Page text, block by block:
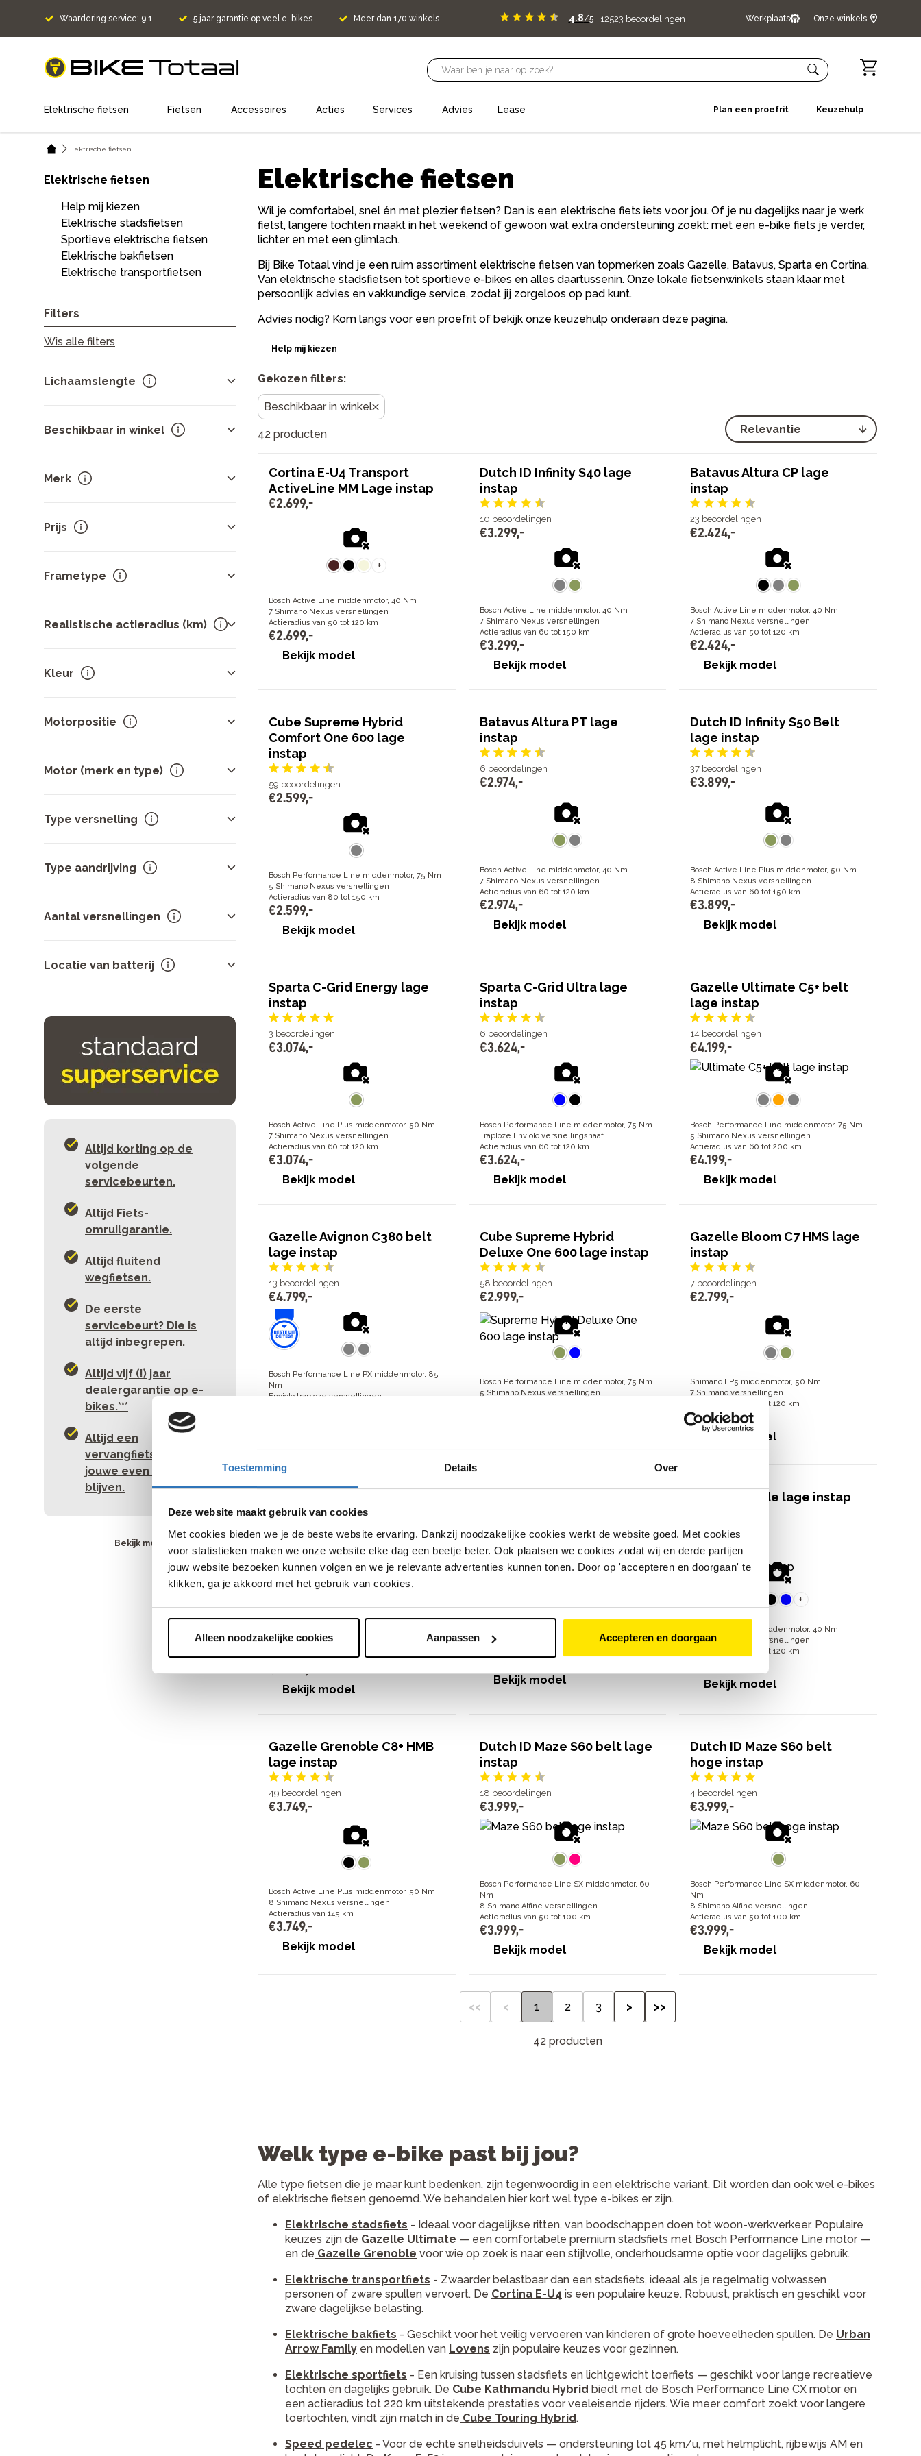
Toestemming Details Over
Deze website maakt gebruik van cookies
Met cookies bieden we je de beste website ervaring. Dankzij noodzakelijke cookies werkt de website goed. Met cookies
voor statistieken maken we onze website elke dag een beetje beter. Ook plaatsen we cookies zodat wij en derde partijen
jouw website bezoeken kunnen volgen en we je relevante advertenties kunnen tonen. Door op 'accepteren en doorgaan' te
klikken, ga je akkoord met het gebruik van cookies.
Alleen noodzakelijke cookies Aanpassen Accepteren en doorgaan
Waardering service: 9,1 5 jaar garantie op veel e-bikes Meer dan 170 winkels 4.8/5 12523 beoordelingen Werkplaats Onze winkels
home
Elektrische fietsen Fietsen Accessoires Acties Services Advies Lease Plan een proefrit Keuzehulp
Elektrische fietsen
Elektrische fietsen
Help mij kiezen
Elektrische stadsfietsen
Sportieve elektrische fietsen
Elektrische bakfietsen
Elektrische transportfietsen
Filters
Wis alle filters
Lichaamslengte
Beschikbaar in winkel
Klik hierom je winkel te wijzigen
Te bestellen bij deze winkel(s)
Merk
Gazelle
Sparta
Prijs
Frametype
Lage instap
34
Realistische actieradius (km)
km
Kleur
Blauw
Motorpositie
Midden
Motor (merk en type)
Bosch Active Line Plus
Shimano EP5
Type versnelling
Naafversnelling
Type aandrijving
Ketting
Aantal versnellingen
6
Locatie van batterij
9
Altijd korting op de
volgende
servicebeurten.
Altijd Fiets-
omruilgarantie.
Altijd fluitend
wegfietsen.
De eerste
servicebeurt? Die is
altijd inbegrepen.
Altijd vijf (!) jaar
dealergarantie op e-
bikes.***
Altijd een
vervangfiets als de
jouwe even moet
blijven.
Bekijk meer
Elektrische fietsen
Wil je comfortabel, snel én met plezier fietsen? Dan is een elektrische fiets iets voor jou. Of je nu dagelijks naar je werk
fietst, langere tochten maakt in het weekend of gewoon wat extra ondersteuning zoekt: met een e-bike fiets je verder,
lichter en met een glimlach.
Bij Bike Totaal vind je een ruim assortiment elektrische fietsen van topmerken zoals Gazelle, Batavus, Sparta en Cortina.
Van elektrische stadsfietsen tot sportieve e-bikes en alles daartussenin. Onze lokale fietsenwinkels staan klaar met
persoonlijk advies en vakkundige service, zodat jij zorgeloos op pad kunt.
Advies nodig? Kom langs voor een proefrit of bekijk onze keuzehulp onderaan deze pagina.
Help mij kiezen
Gekozen filters:
Beschikbaar in winkel
42 producten
Cortina E-U4 Transport
ActiveLine MM Lage instap
€2.699,-
+
Bosch Active Line middenmotor, 40 Nm
7 Shimano Nexus versnellingen
Actieradius van 50 tot 120 km
€2.699,-
Bekijk model
Dutch ID Infinity S40 lage
instap
10 beoordelingen
€3.299,-
Bosch Active Line middenmotor, 40 Nm
7 Shimano Nexus versnellingen
Actieradius van 60 tot 150 km
€3.299,-
Bekijk model
Batavus Altura CP lage
instap
23 beoordelingen
€2.424,-
Bosch Active Line middenmotor, 40 Nm
7 Shimano Nexus versnellingen
Actieradius van 50 tot 120 km
€2.424,-
Bekijk model
Cube Supreme Hybrid
Comfort One 600 lage
instap
59 beoordelingen
€2.599,-
Bosch Performance Line middenmotor, 75 Nm
5 Shimano Nexus versnellingen
Actieradius van 80 tot 150 km
€2.599,-
Bekijk model
Batavus Altura PT lage
instap
6 beoordelingen
€2.974,-
Bosch Active Line middenmotor, 40 Nm
7 Shimano Nexus versnellingen
Actieradius van 60 tot 120 km
€2.974,-
Bekijk model
Dutch ID Infinity S50 Belt
lage instap
37 beoordelingen
€3.899,-
Bosch Active Line Plus middenmotor, 50 Nm
8 Shimano Nexus versnellingen
Actieradius van 60 tot 150 km
€3.899,-
Bekijk model
Sparta C-Grid Energy lage
instap
3 beoordelingen
€3.074,-
Bosch Active Line Plus middenmotor, 50 Nm
7 Shimano Nexus versnellingen
Actieradius van 60 tot 120 km
€3.074,-
Bekijk model
Sparta C-Grid Ultra lage
instap
6 beoordelingen
€3.624,-
Bosch Performance Line middenmotor, 75 Nm
Traploze Enviolo versnellingsnaaf
Actieradius van 60 tot 120 km
€3.624,-
Bekijk model
Gazelle Ultimate C5+ belt
lage instap
14 beoordelingen
€4.199,-
Bosch Performance Line middenmotor, 75 Nm
5 Shimano Nexus versnellingen
Actieradius van 60 tot 200 km
€4.199,-
Bekijk model
Gazelle Avignon C380 belt
lage instap
13 beoordelingen
€4.799,-
Bosch Performance Line PX middenmotor, 85
Nm
Enviolo traploze versnellingen
Cube Supreme Hybrid
Deluxe One 600 lage instap
58 beoordelingen
€2.999,-
Bosch Performance Line middenmotor, 75 Nm
5 Shimano Nexus versnellingen
Gazelle Bloom C7 HMS lage
instap
7 beoordelingen
€2.799,-
Shimano EP5 middenmotor, 50 Nm
7 Shimano versnellingen
Actieradius van 50 tot 120 km
€2.799,-
Bekijk model
instap
€2 499,-
Shimano EP5 middenmotor, 50 Nm
7 Shimano Nexus versnellingen
Actieradius van 50 tot 120 km
Bekijk model
€ 999,
7 Shimano Nexus versnellingen
€2.999,-
Bekijk model
Cortina E-Tide lage instap
2 beoordelingen
€2.299,-
+
Bosch Active Line middenmotor, 40 Nm
7 Shimano Nexus versnellingen
Actieradius van 50 tot 120 km
Bekijk model
Gazelle Grenoble C8+ HMB
lage instap
49 beoordelingen
€3.749,-
Bosch Active Line Plus middenmotor, 50 Nm
8 Shimano Nexus versnellingen
Actieradius van 145 km
€3.749,-
Bekijk model
Dutch ID Maze S60 belt lage
instap
18 beoordelingen
€3.999,-
Bosch Performance Line SX middenmotor, 60
Nm
8 Shimano Alfine versnellingen
Actieradius van 50 tot 100 km
€3.999,-
Bekijk model
Dutch ID Maze S60 belt
hoge instap
4 beoordelingen
€3.999,-
Bosch Performance Line SX middenmotor, 60
Nm
8 Shimano Alfine versnellingen
Actieradius van 50 tot 100 km
€3.999,-
Bekijk model
<< < 1 2 3 > >>
42 producten
Welk type e-bike past bij jou?
Alle type fietsen die je maar kunt bedenken, zijn tegenwoordig in een elektrische variant. Dit worden dan ook wel e-bikes
of elektrische fietsen genoemd. We behandelen hier kort wel type e-bikes er zijn.
Elektrische stadsfiets - Ideaal voor dagelijkse ritten, van boodschappen doen tot woon-werkverkeer. Populaire
keuzes zijn de Gazelle Ultimate — een comfortabele premium stadsfiets met Bosch Performance Line motor —
en de Gazelle Grenoble voor wie op zoek is naar een stijlvolle, onderhoudsarme optie voor dagelijks gebruik.
Elektrische transportfiets - Zwaarder belastbaar dan een stadsfiets, ideaal als je regelmatig volwassen
personen of zware spullen vervoert. De Cortina E-U4 is een populaire keuze. Robuust, praktisch en geschikt voor
zware dagelijkse belasting.
Elektrische bakfiets - Geschikt voor het veilig vervoeren van kinderen of grote hoeveelheden spullen. De Urban
Arrow Family en modellen van Lovens zijn populaire keuzes voor gezinnen.
Elektrische sportfiets - Een kruising tussen stadsfiets en lichtgewicht toerfiets — geschikt voor lange recreatieve
tochten én dagelijks gebruik. De Cube Kathmandu Hybrid biedt met de Bosch Performance Line CX motor en
een actieradius tot 220 km uitstekende prestaties voor veeleisende rijders. Wie meer comfort zoekt voor langere
toertochten, vindt zijn match in de Cube Touring Hybrid.
Speed pedelec - Voor de echte snelheidsduivels — ondersteuning tot 45 km/u, met helmplicht, rijbewijs AM en